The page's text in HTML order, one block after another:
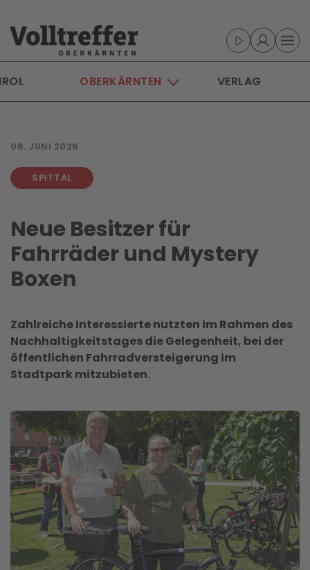
Skip to main content
OBERKÄRNTEN VERLAG
06. JUNI 2026
SPITTAL
Neue Besitzer für
Fahrräder und Mystery
Boxen
Zahlreiche Interessierte nutzten im Rahmen des
Nachhaltigkeitstages die Gelegenheit, bei der
öffentlichen Fahrradversteigerung im
Stadtpark mitzubieten.